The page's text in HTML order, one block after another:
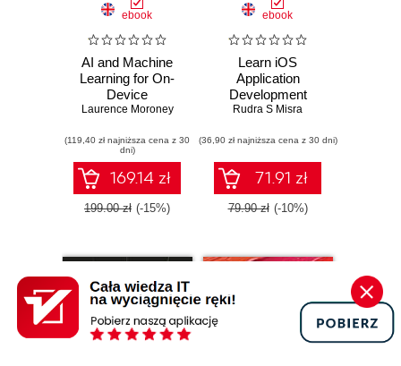
ebook
AI and Machine
Learning for On-
Device
Development
Laurence Moroney
(119,40 zł najniższa cena z 30
dni)
169.14 zł
199.00 zł (-15%)
ebook
Learn iOS
Application
Development
Rudra S Misra
(36,90 zł najniższa cena z 30 dni)
71.91 zł
79.90 zł (-10%)